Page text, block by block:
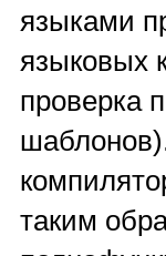
языками
языковых
проверка
таким